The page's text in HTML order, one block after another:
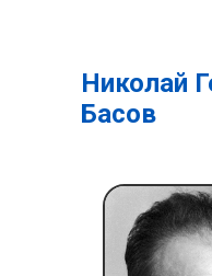
Николай
Басов